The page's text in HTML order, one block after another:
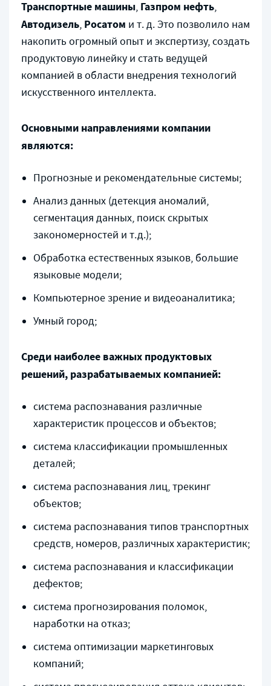
Транспортные машины, Газпром нефть,
Автодизель, Росатом и т. д. Это позволило нам
накопить огромный опыт и экспертизу, создать
продуктовую линейку и стать ведущей
компанией в области внедрения технологий
искусственного интеллекта.
Основными направлениями компании
являются:
Прогнозные и рекомендательные системы;
Анализ данных (детекция аномалий,
сегментация данных, поиск скрытых
закономерностей и т.д.);
Обработка естественных языков, большие
языковые модели;
Компьютерное зрение и видеоаналитика;
Умный город;
Среди наиболее важных продуктовых
решений, разрабатываемых компанией:
система распознавания различные
характеристик процессов и объектов;
система классификации промышленных
деталей;
система распознавания лиц, трекинг
объектов;
система распознавания типов транспортных
средств, номеров, различных характеристик;
система распознавания и классификации
дефектов;
система прогнозирования поломок,
наработки на отказ;
система оптимизации маркетинговых
компаний;